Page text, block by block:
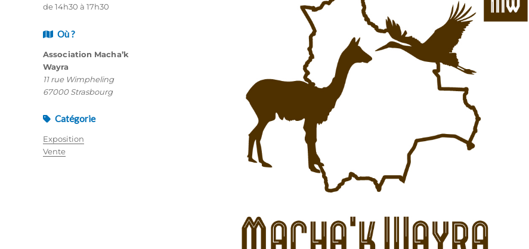
de 14h30 à 17h30
Où ?
Association Macha’k
Wayra
11 rue Wimpheling
67000 Strasbourg
Catégorie
Exposition
Vente